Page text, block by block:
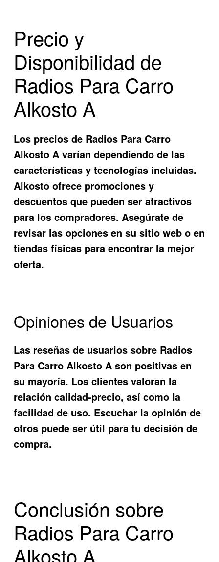
Precio y
Disponibilidad de
Radios Para Carro
Alkosto A
Los precios de Radios Para Carro
Alkosto A varían dependiendo de las
características y tecnologías incluidas.
Alkosto ofrece promociones y
descuentos que pueden ser atractivos
para los compradores. Asegúrate de
revisar las opciones en su sitio web o en
tiendas físicas para encontrar la mejor
oferta.
Opiniones de Usuarios
Las reseñas de usuarios sobre Radios
Para Carro Alkosto A son positivas en
su mayoría. Los clientes valoran la
relación calidad-precio, así como la
facilidad de uso. Escuchar la opinión de
otros puede ser útil para tu decisión de
compra.
Conclusión sobre
Radios Para Carro
Alkosto A